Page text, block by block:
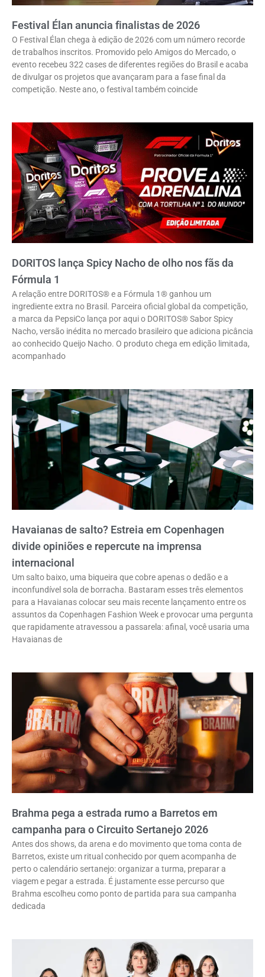
Festival Élan anuncia finalistas de 2026
O Festival Élan chega à edição de 2026 com um número recorde
de trabalhos inscritos. Promovido pelo Amigos do Mercado, o
evento recebeu 322 cases de diferentes regiões do Brasil e acaba
de divulgar os projetos que avançaram para a fase final da
competição. Neste ano, o festival também coincide
DORITOS lança Spicy Nacho de olho nos fãs da
Fórmula 1
A relação entre DORITOS® e a Fórmula 1® ganhou um
ingrediente extra no Brasil. Parceira oficial global da competição,
a marca da PepsiCo lança por aqui o DORITOS® Sabor Spicy
Nacho, versão inédita no mercado brasileiro que adiciona picância
ao conhecido Queijo Nacho. O produto chega em edição limitada,
acompanhado
Havaianas de salto? Estreia em Copenhagen
divide opiniões e repercute na imprensa
internacional
Um salto baixo, uma biqueira que cobre apenas o dedão e a
inconfundível sola de borracha. Bastaram esses três elementos
para a Havaianas colocar seu mais recente lançamento entre os
assuntos da Copenhagen Fashion Week e provocar uma pergunta
que rapidamente atravessou a passarela: afinal, você usaria uma
Havaianas de
Brahma pega a estrada rumo a Barretos em
campanha para o Circuito Sertanejo 2026
Antes dos shows, da arena e do movimento que toma conta de
Barretos, existe um ritual conhecido por quem acompanha de
perto o calendário sertanejo: organizar a turma, preparar a
viagem e pegar a estrada. É justamente esse percurso que
Brahma escolheu como ponto de partida para sua campanha
dedicada